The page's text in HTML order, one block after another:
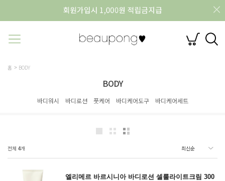
홈 BODY
BODY
바디워시 바디로션 풋케어 바디케어도구 바디케어세트
전체 4개
엘리메르 바르시니아 바디로션 셀룰라이트크림 300